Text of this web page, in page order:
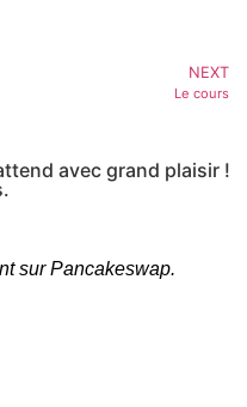
NEXT
Le cours
avec grand plaisir !
sur Pancakeswap.